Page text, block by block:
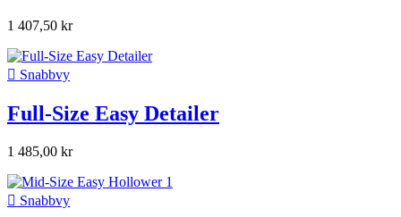
1 407,50 kr
 Snabbvy
Full-Size Easy Detailer
1 485,00 kr
 Snabbvy